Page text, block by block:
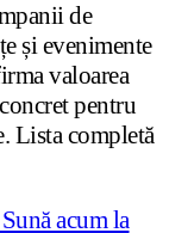
de
și evenimente
valoarea
pentru
Lista completă